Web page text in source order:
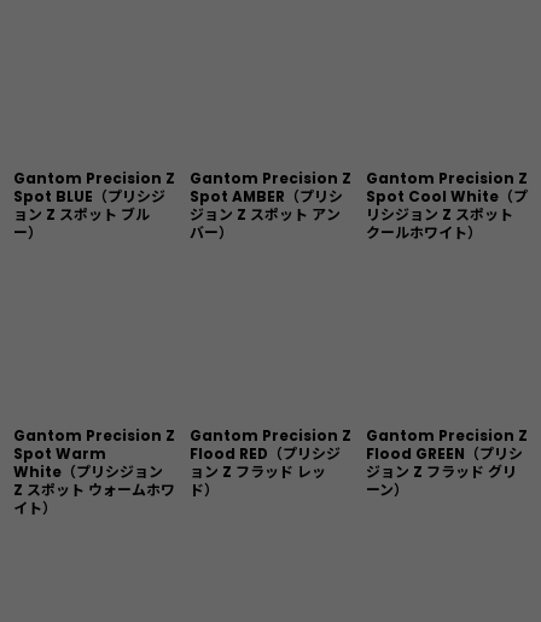
Gantom Precision Z
Spot BLUE（プリシジ
ョン Z スポット ブル
ー）
Gantom Precision Z
Spot AMBER（プリシ
ジョン Z スポット アン
バー）
Gantom Precision Z
Spot Cool White（プ
リシジョン Z スポット
クールホワイト）
Gantom Precision Z
Spot Warm
White（プリシジョン
Z スポット ウォームホワ
イト）
Gantom Precision Z
Flood RED（プリシジ
ョン Z フラッド レッ
ド）
Gantom Precision Z
Flood GREEN（プリシ
ジョン Z フラッド グリ
ーン）